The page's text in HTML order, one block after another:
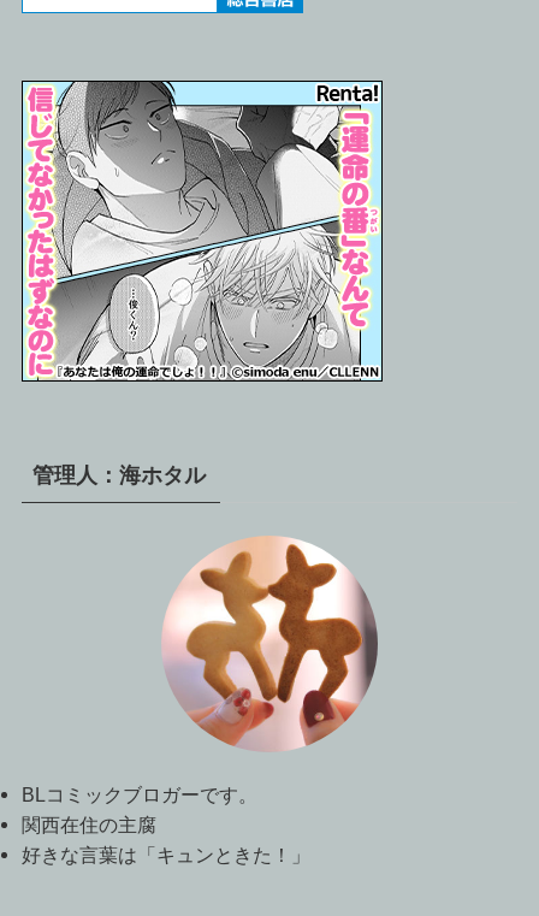
管理人：海ホタル
BLコミックブロガーです。
関西在住の主腐
好きな言葉は「キュンときた！」